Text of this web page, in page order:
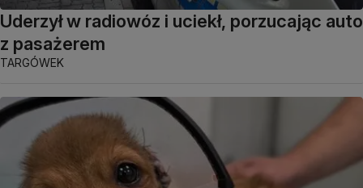
Uderzył w radiowóz i uciekł, porzucając auto
z pasażerem
TARGÓWEK